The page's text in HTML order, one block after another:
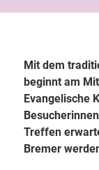
Mit dem
beginnt am
Evangelische
Treffen
Bremer